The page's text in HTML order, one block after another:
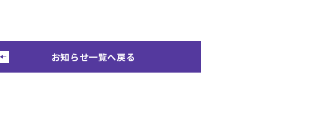
お知らせ一覧へ戻る